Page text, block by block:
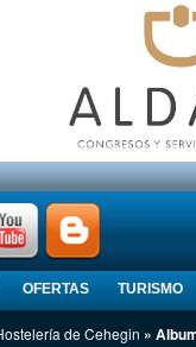
OFERTAS TURISMO
de Cehegin »